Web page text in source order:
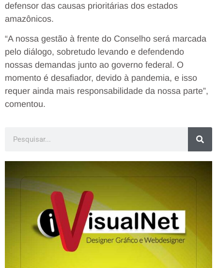
defensor das causas prioritárias dos estados
amazônicos.
“A nossa gestão à frente do Conselho será marcada
pelo diálogo, sobretudo levando e defendendo
nossas demandas junto ao governo federal. O
momento é desafiador, devido à pandemia, e isso
requer ainda mais responsabilidade da nossa parte”,
comentou.